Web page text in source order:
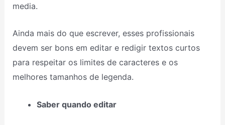
media.
Ainda mais do que escrever, esses profissionais
devem ser bons em editar e redigir textos curtos
para respeitar os limites de caracteres e os
melhores tamanhos de legenda.
Saber quando editar